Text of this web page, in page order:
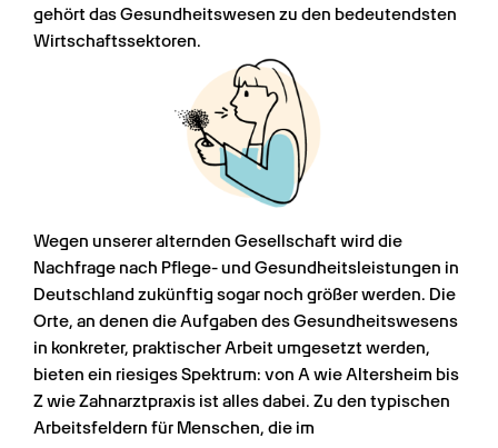
gehört das Gesundheitswesen zu den bedeutendsten
Wirtschaftssektoren.
Wegen unserer alternden Gesellschaft wird die
Nachfrage nach Pflege- und Gesundheitsleistungen in
Deutschland zukünftig sogar noch größer werden. Die
Orte, an denen die Aufgaben des Gesundheitswesens
in konkreter, praktischer Arbeit umgesetzt werden,
bieten ein riesiges Spektrum: von A wie Altersheim bis
Z wie Zahnarztpraxis ist alles dabei. Zu den typischen
Arbeitsfeldern für Menschen, die im